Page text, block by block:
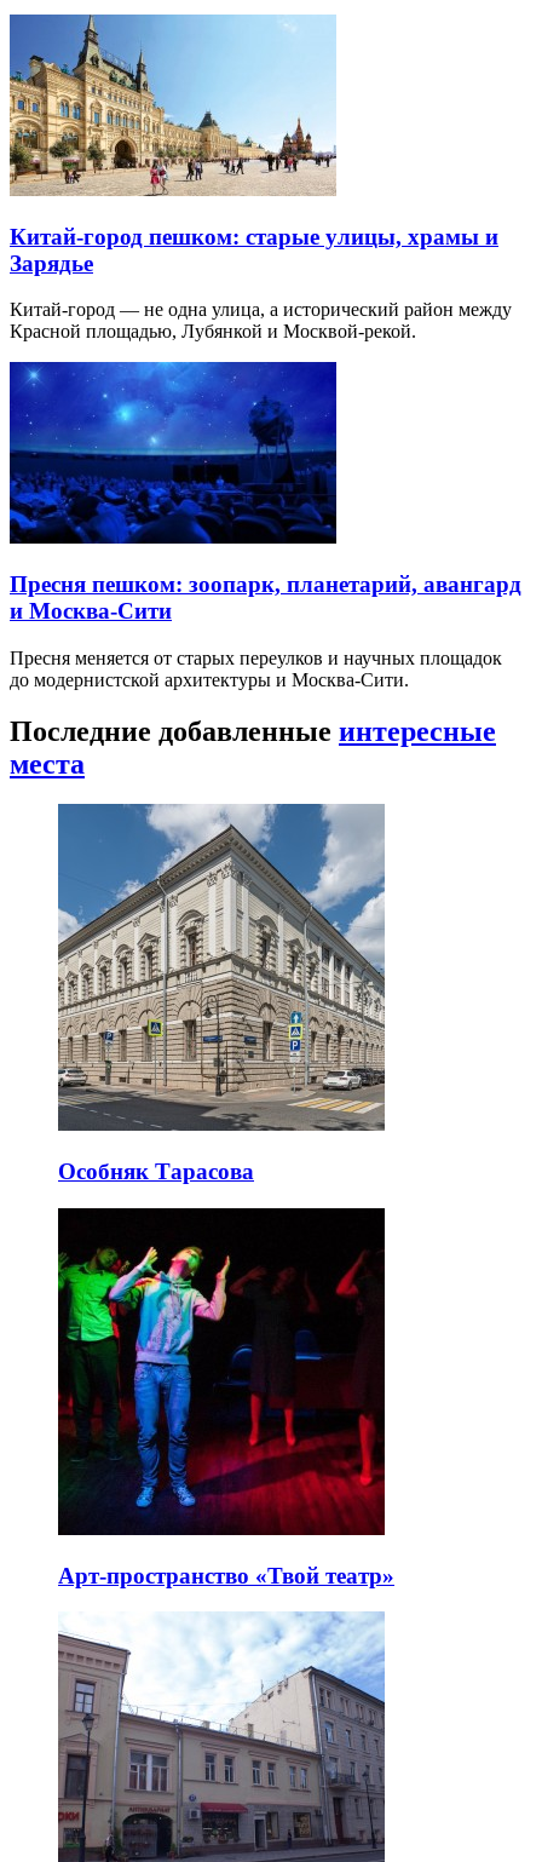
Китай-город пешком: старые улицы, храмы и
Зарядье
Китай-город — не одна улица, а исторический район между
Красной площадью, Лубянкой и Москвой-рекой.
Пресня пешком: зоопарк, планетарий, авангард
и Москва-Сити
Пресня меняется от старых переулков и научных площадок
до модернистской архитектуры и Москва-Сити.
Последние добавленные интересные
места
Особняк Тарасова
Арт-пространство «Твой театр»